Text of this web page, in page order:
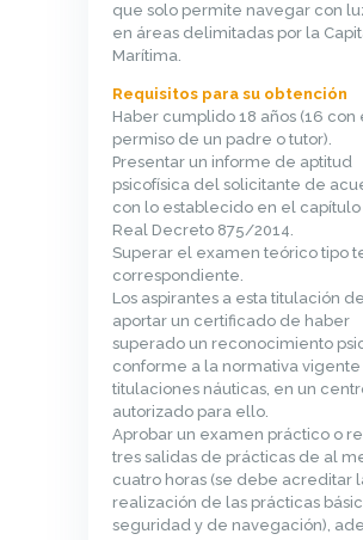
que solo permite navegar con
en áreas delimitadas por la
Marítima.
Requisitos para su obtención
Haber cumplido 18 años (16 con
permiso de un padre o tutor).
Presentar un informe de aptitud
psicofísica del solicitante de
con lo establecido en el capítulo
Real Decreto 875/2014.
Superar el examen teórico tipo
correspondiente.
Los aspirantes a esta titulación
aportar un certificado de haber
superado un reconocimiento
conforme a la normativa vigente
titulaciones náuticas, en un
autorizado para ello.
Aprobar un examen práctico o
tres salidas de prácticas de al
cuatro horas (se debe acreditar
realización de las prácticas
seguridad y de navegación),